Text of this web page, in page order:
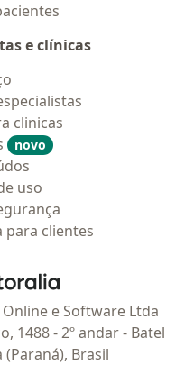
e clínicas
clinicas
novo
uso
para clientes
- Homepage
e Software Ltda
1488 - 2º andar - Batel
Brasil